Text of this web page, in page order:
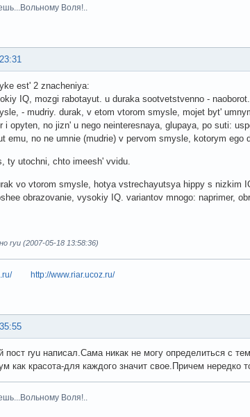
Воля!..
est' 2 znacheniya:
IQ, mozgi rabotayut. u duraka sootvetstvenno - naoborot.
- mudriy. durak, v etom vtorom smysle, mojet byt'
i opyten, no jizn' u nego neinteresnaya, glupaya, po suti:
emu, no ne umnie (mudrie) v pervom smysle, kotorym ego
ty utochni, chto imeesh' vvidu.
vo vtorom smysle, hotya vstrechayutsya hippy s nizkim
obrazovanie, vysokiy IQ. variantov mnogo: naprimer,
ryu (2007-05-18 13:58:36)
http://www.riar.ucoz.ru/
пост ryu написал.Сама никак не могу определиться с
как красота-для каждого значит свое.Причем нередко
Воля!..